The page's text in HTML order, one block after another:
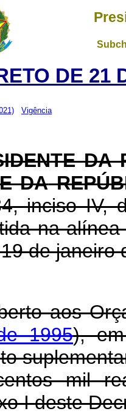
DE 21
Vigência
DA
DA
inciso IV,
na alínea
de janeiro
aos
1995),
mil
I deste